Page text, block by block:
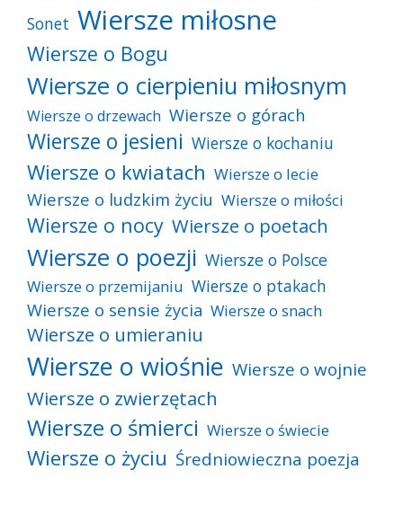
Sonet Wiersze miłosne
Wiersze o Bogu
Wiersze o cierpieniu miłosnym
Wiersze o drzewach Wiersze o górach
Wiersze o jesieni Wiersze o kochaniu
Wiersze o kwiatach Wiersze o lecie
Wiersze o ludzkim życiu Wiersze o miłości
Wiersze o nocy Wiersze o poetach
Wiersze o poezji Wiersze o Polsce
Wiersze o przemijaniu Wiersze o ptakach
Wiersze o sensie życia Wiersze o snach
Wiersze o umieraniu
Wiersze o wiośnie Wiersze o wojnie
Wiersze o zwierzętach
Wiersze o śmierci Wiersze o świecie
Wiersze o życiu Średniowieczna poezja